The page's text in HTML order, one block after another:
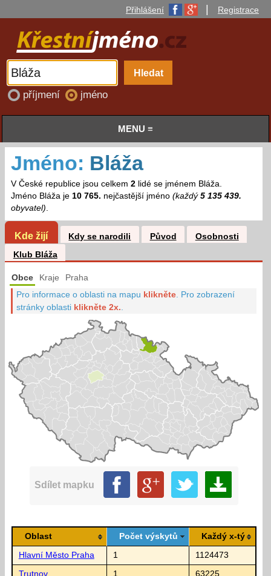
Přihlášení Registrace
příjmení jméno
MENU ≡
Jméno: Bláža
V České republice jsou celkem 2lidé se jménem Bláža.
Jméno Bláža je 10 765. nejčastější jméno (každý 5 135 439.
obyvatel).
Kde žijí Kdy se narodili Původ
Osobnosti
Klub Bláža
Obce Kraje Praha
Pro informace o oblasti na mapu klikněte Pro zobrazení
stránky oblasti klikněte 2x.
Sdílet mapku
Oblast Počet výskytů Každý x-tý
Hlavní Město Praha 1 1124473
Trutnov 1 63225